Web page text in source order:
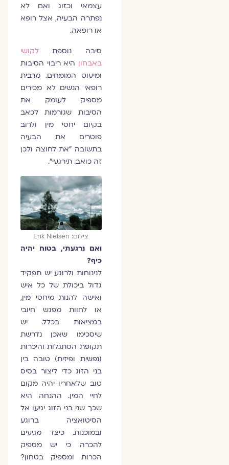
עצמאי וכזוג ואם לא
נפתרה הבעיה, אצל רופא
או רופאה.
סיבה נוספת
לקושי
באבחוןהיא ריבוי הסיבות
ומיעוט המומחים. מרבית
רופאי הנשים לא מכירים
מספיק לעומק את
הסיבות שגורמות לכאב
בקיום יחסי מין ולרוב
פוטרים את הבעיה
בתשובה "את לחוצה ולכן
זה כואב. תירגעי".
צילום: Erik Nielsen
ואם נרגעתי, בטוח יהיה
כיף?
לנינוחות ולרוגע יש תפקיד
גדול ביכולת של כל איש
ואישה להנות מיחסי מין,
או לחוות מפגש חיובי
במציאות בכלל. יש
שיסכימו שאכן נדרשת
תקופת הסתגלות והיכרות
(נפשית ופיזית) טובה בין
בני הזוג כדי ליצור בסיס
טוב שלאחריו יהיה מקום
לחיי המין. ההנחה היא
שכך שני בני הזוג יגיעו אל
הסיטואציה ברוגע
ובמוכנות. כיצד מגיעים
להכרה כי יש מספיק
הכרות ומספיק בטחון?